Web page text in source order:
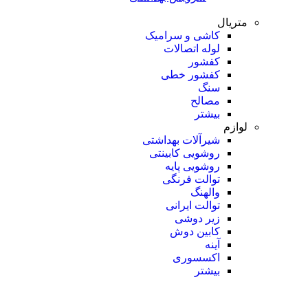
متریال
کاشی و سرامیک
لوله اتصالات
کفشور
کفشور خطی
سنگ
مصالح
بیشتر
لوازم
شیرآلات بهداشتی
روشویی کابینتی
روشویی پایه
توالت فرنگی
والهنگ
توالت ایرانی
زیر دوشی
کابین دوش
آینه
اکسسوری
بیشتر